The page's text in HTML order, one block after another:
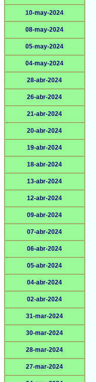
10-may-2024
08-may-2024
05-may-2024
04-may-2024
28-abr-2024
26-abr-2024
21-abr-2024
20-abr-2024
19-abr-2024
18-abr-2024
13-abr-2024
12-abr-2024
09-abr-2024
07-abr-2024
06-abr-2024
05-abr-2024
04-abr-2024
02-abr-2024
31-mar-2024
30-mar-2024
28-mar-2024
27-mar-2024